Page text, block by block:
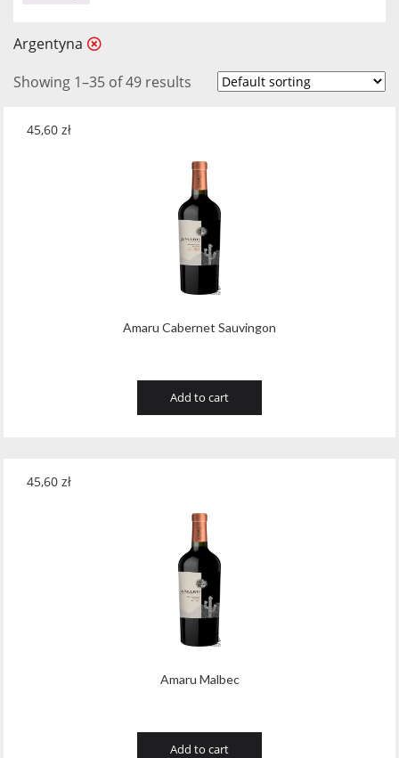
Argentyna
Showing 1–35 of 49 results
Amaru Cabernet Sauvingon
45,60 zł
Add to cart
Amaru Malbec
45,60 zł
Add to cart